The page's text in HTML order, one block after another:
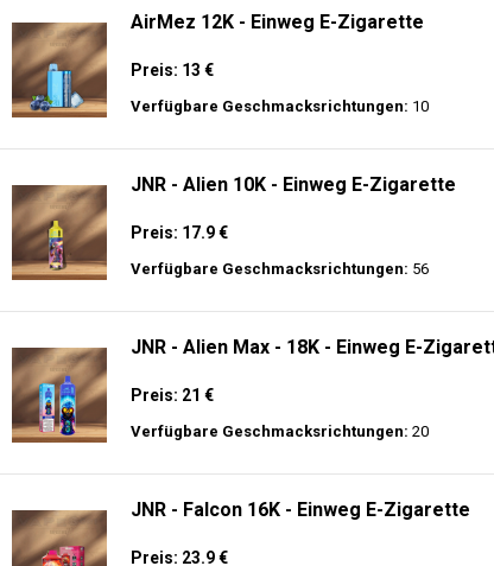
AirMez 12K - Einweg E-Zigarette
Preis: 13 €
Verfügbare Geschmacksrichtungen: 10
JNR - Alien 10K - Einweg E-Zigarette
Preis: 17.9 €
Verfügbare Geschmacksrichtungen: 56
JNR - Alien Max - 18K - Einweg E-
Preis: 21 €
Verfügbare Geschmacksrichtungen: 20
JNR - Falcon 16K - Einweg E-Zigarette
Preis: 23.9 €